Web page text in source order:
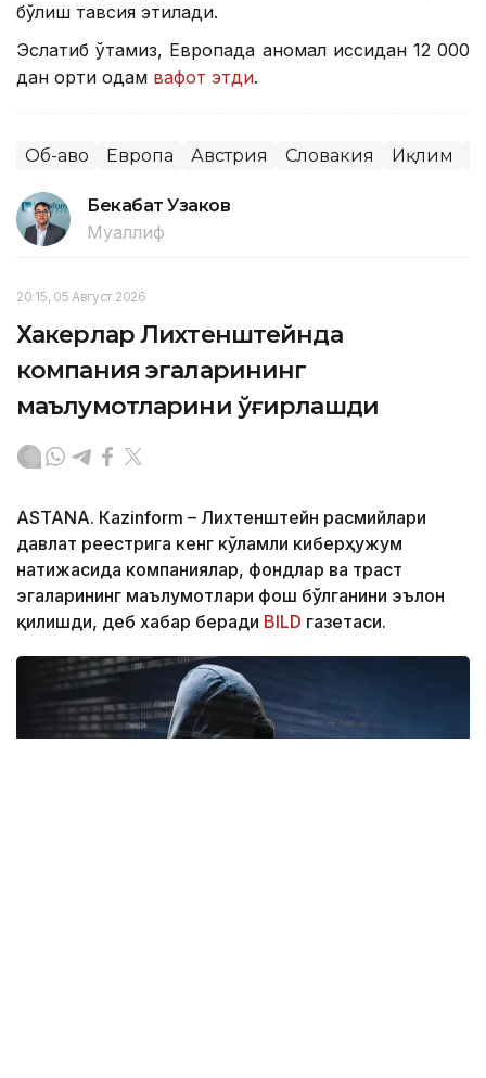
бўлиш тавсия этилади.
Эслатиб ўтамиз, Европада аномал иссиқдан 12 000
дан ортиқ одам вафот этди.
Об-ҳаво Европа Австрия Словакия Иқлим
Бекабат Узаков
Муаллиф
20:15, 05 Август 2026
Хакерлар Лихтенштейнда
компания эгаларининг
маълумотларини ўғирлашди
ASTANА. Кazinform – Лихтенштейн расмийлари
давлат реестрига кенг кўламли киберҳужум
натижасида компаниялар, фондлар ва траст
эгаларининг маълумотлари фош бўлганини эълон
қилишди, деб хабар беради BILD газетаси.